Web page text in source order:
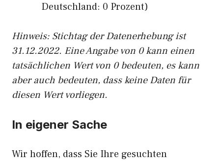
Deutschland: 0 Prozent)
Hinweis: Stichtag der Datenerhebung ist
31.12.2022. Eine Angabe von 0 kann einen
tatsächlichen Wert von 0 bedeuten, es kann
aber auch bedeuten, dass keine Daten für
diesen Wert vorliegen.
In eigener Sache
Wir hoffen, dass Sie Ihre gesuchten